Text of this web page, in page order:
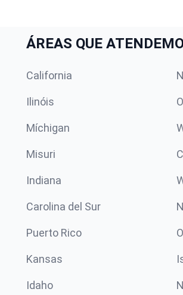
ÁREAS QUE
California
Ilinóis
Míchigan
Misuri
Indiana
Carolina del Sur
Puerto Rico
Kansas
Idaho